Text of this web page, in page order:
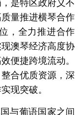
是特区政府义不
量推进横琴合作
，全力推进合作
澳琴经济高度协
便捷跨境流动。
合优质资源，深
现突破。
与葡语国家之间